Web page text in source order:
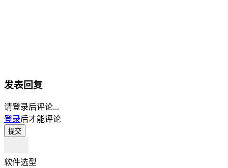
发表回复
请登录后评论...
登录后才能评论
提交
软件选型